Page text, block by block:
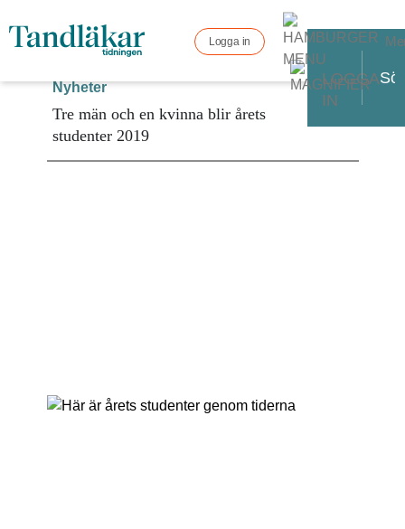
Logga in
LOGGA
IN
Tre män och en kvinna blir årets
studenter 2019
Nyheter